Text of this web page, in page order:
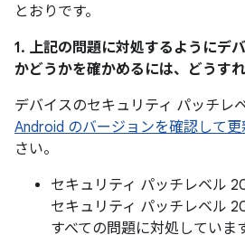
とおりです。
1. 上記の問題に対処するようにデ
かどうかを確かめるには、どうす
デバイスのセキュリティ パッチレ
Android のバージョンを確認して
さい。
セキュリティ パッチレベル
セキュリティ パッチレベル
すべての問題に対処しています